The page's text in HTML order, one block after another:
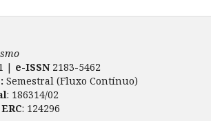
| e-ISSN2183-5462
Semestral (Fluxo Contínuo)
: 186314/02
: 124296